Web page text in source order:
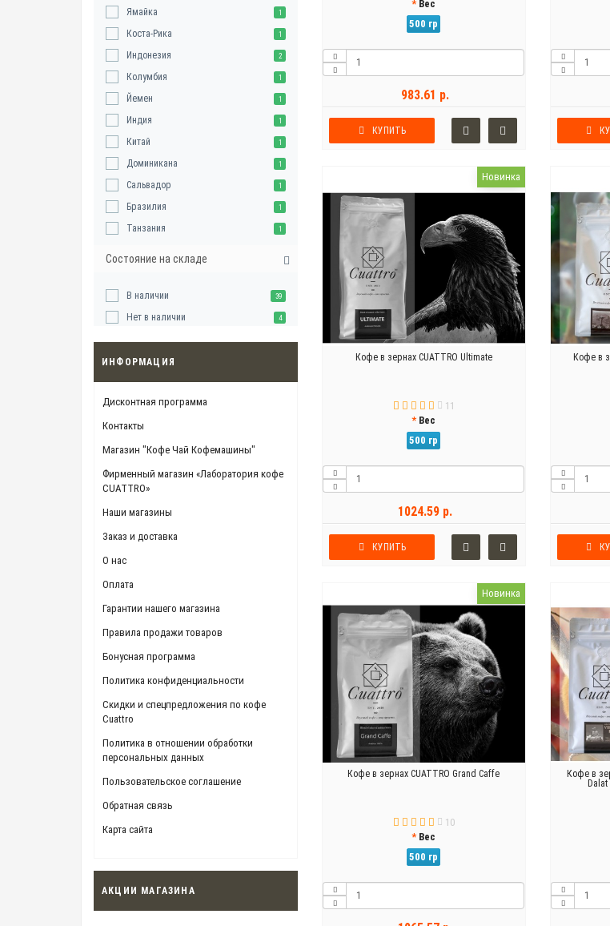
Ямайка 1
Коста-Рика 1
Индонезия 2
Колумбия 1
Йемен 1
Индия 1
Китай 1
Доминикана 1
Сальвадор 1
Бразилия 1
Танзания 1
Состояние на складе
В наличии 39
Нет в наличии 4
ИНФОРМАЦИЯ
Дисконтная программа
Контакты
Магазин "Кофе Чай Кофемашины"
Фирменный магазин «Лаборатория кофе
CUATTRO»
Наши магазины
Заказ и доставка
О нас
Оплата
Гарантии нашего магазина
Правила продажи товаров
Бонусная программа
Политика конфиденциальности
Скидки и спецпредложения по кофе
Cuattro
Политика в отношении обработки
персональных данных
Пользовательское соглашение
Обратная связь
Карта сайта
АКЦИИ МАГАЗИНА
Вес
500 гр
983.61 р.
КУПИТЬ
Новинка
Кофе в зернах CUATTRO Ultimate
11
Вес
500 гр
1024.59 р.
КУПИТЬ
Кофе в
Новинка
Кофе в зернах CUATTRO Grand Caffe
10
Вес
500 гр
Кофе в